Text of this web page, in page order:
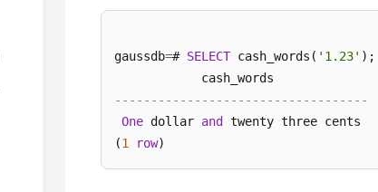
gaussdb=# SELECT cash_words( '1.23' );
-----------------------------------
One dollar and
twenty three cents
(1 row